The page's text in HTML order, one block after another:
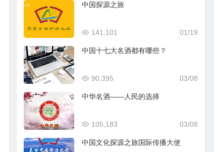
中国探源之旅
01/19
141,101
中国十七大名酒都有哪些？
03/08
90,395
中华名酒——人民的选择
03/08
105,183
中国文化探源之旅国际传播大使